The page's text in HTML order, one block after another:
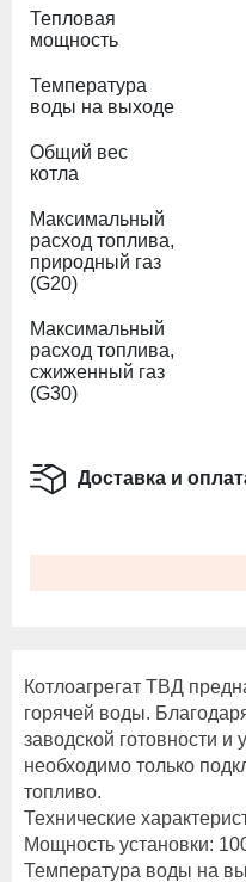
Тепловая
мощность
Температура
воды на выходе
Общий вес
котла
Максимальный
расход топлива,
природный газ
(G20)
Максимальный
расход топлива,
сжиженный газ
(G30)
Доставка и
Котлоагрегат ТВД
горячей воды.
заводской готовности
необходимо только
топливо.
Технические
Мощность установки:
Температура воды на